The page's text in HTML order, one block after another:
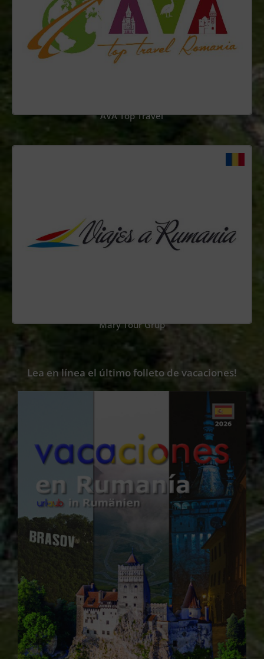
AVA Top Travel
Mary Tour Grup
Lea en línea el último folleto de vacaciones!